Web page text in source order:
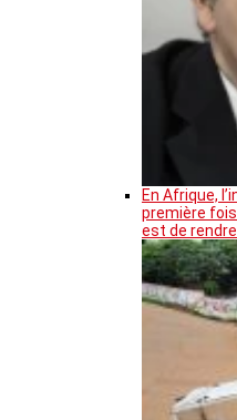
En Afrique,
première
est de